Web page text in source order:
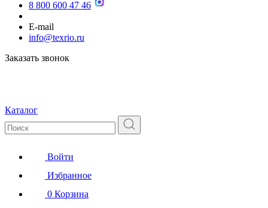
8 800 600 47 46
E-mail
info@texrio.ru
Заказать звонок
Каталог
Войти
Избранное
0 Корзина